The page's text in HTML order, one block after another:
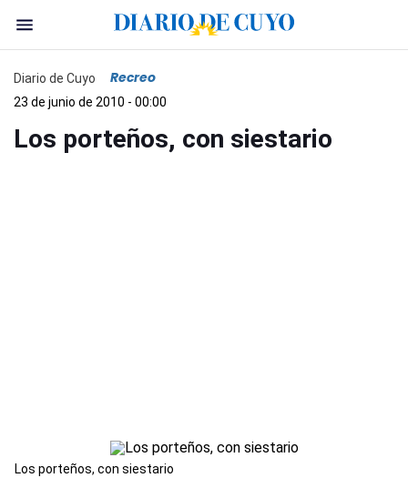
Diario de Cuyo Recreo
23 de junio de 2010 - 00:00
Los porteños, con siestario
Los porteños, con siestario